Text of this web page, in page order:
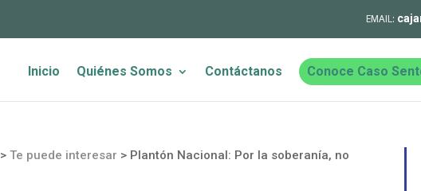
Inicio Quiénes Somos Contáctanos Conoce Caso
>Te puede interesar > Plantón Nacional: Por la soberanía, no